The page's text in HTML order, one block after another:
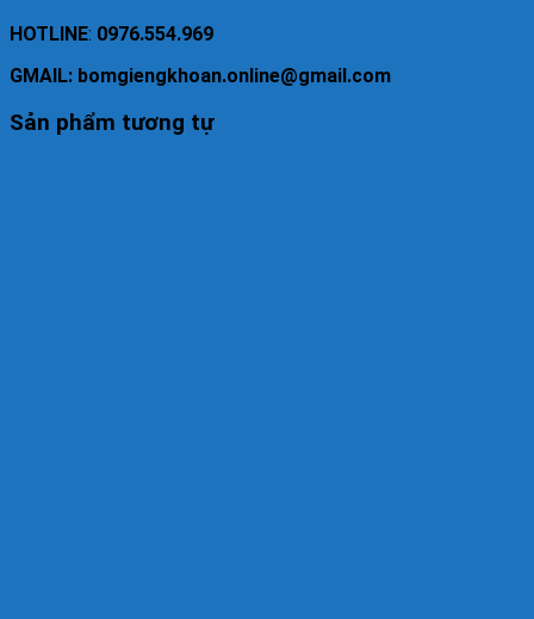
HOTLINE: 0976.554.969
GMAIL: bomgiengkhoan.online@gmail.com
Sản phẩm tương tự